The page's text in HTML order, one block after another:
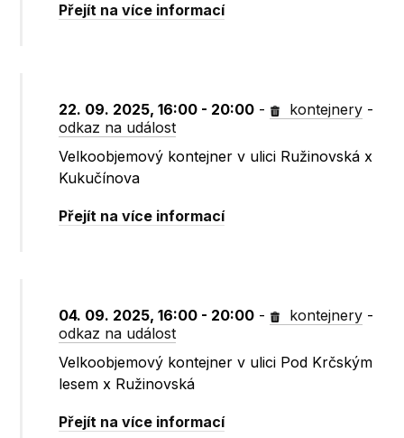
Přejít na více informací
22. 09. 2025, 16:00 - 20:00 - kontejnery -
odkaz na událost
Velkoobjemový kontejner v ulici Ružinovská x
Kukučínova
Přejít na více informací
04. 09. 2025, 16:00 - 20:00 - kontejnery -
odkaz na událost
Velkoobjemový kontejner v ulici Pod Krčským
lesem x Ružinovská
Přejít na více informací